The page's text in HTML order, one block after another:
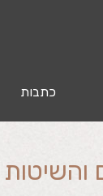
כתבות